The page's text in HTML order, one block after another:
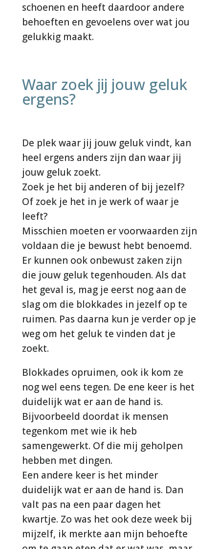
schoenen en heeft daardoor andere
behoeften en gevoelens over wat jou
gelukkig maakt.
Waar zoek jij jouw geluk
ergens?
De plek waar jij jouw geluk vindt, kan
heel ergens anders zijn dan waar jij
jouw geluk zoekt.
Zoek je het bij anderen of bij jezelf?
Of zoek je het in je werk of waar je
leeft?
Misschien moeten er voorwaarden zijn
voldaan die je bewust hebt benoemd.
Er kunnen ook onbewust zaken zijn
die jouw geluk tegenhouden. Als dat
het geval is, mag je eerst nog aan de
slag om die blokkades in jezelf op te
ruimen. Pas daarna kun je verder op je
weg om het geluk te vinden dat je
zoekt.
Blokkades opruimen, ook ik kom ze
nog wel eens tegen. De ene keer is het
duidelijk wat er aan de hand is.
Bijvoorbeeld doordat ik mensen
tegenkom met wie ik heb
samengewerkt. Of die mij geholpen
hebben met dingen.
Een andere keer is het minder
duidelijk wat er aan de hand is. Dan
valt pas na een paar dagen het
kwartje. Zo was het ook deze week bij
mijzelf, ik merkte aan mijn behoefte